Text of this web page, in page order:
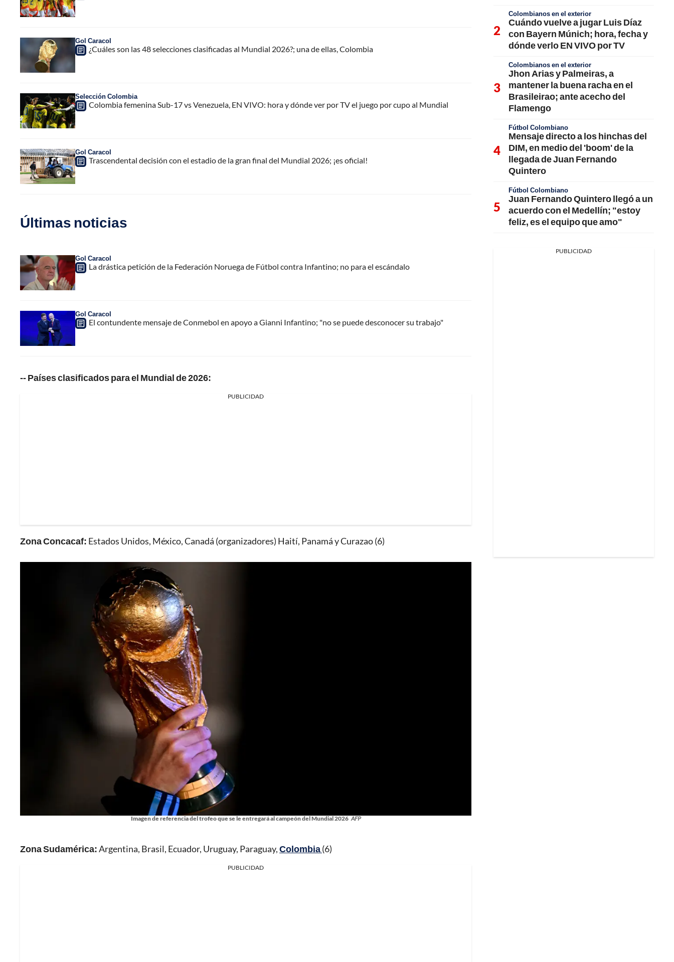
Gol Caracol
¿Cuáles son las 48 selecciones clasificadas al Mundial 2026?; una de ellas, Colombia
Selección Colombia
Colombia femenina Sub-17 vs Venezuela, EN VIVO: hora y dónde ver por TV el juego por cupo al Mundial
Gol Caracol
Trascendental decisión con el estadio de la gran final del Mundial 2026; ¡es oficial!
Últimas noticias
Gol Caracol
La drástica petición de la Federación Noruega de Fútbol contra Infantino; no para el escándalo
Gol Caracol
El contundente mensaje de Conmebol en apoyo a Gianni Infantino; "no se puede desconocer su trabajo"
-- Países clasificados para el Mundial de 2026:
PUBLICIDAD
Zona Concacaf: Estados Unidos, México, Canadá (organizadores) Haití, Panamá y Curazao (6)
Imagen de referencia del trofeo que se le entregará al campeón del Mundial 2026 AFP
Zona Sudamérica:Argentina, Brasil, Ecuador, Uruguay, Paraguay,Colombia(6)
PUBLICIDAD
Colombianos en el exterior
Cuándo vuelve a jugar Luis Díaz
con Bayern Múnich; hora, fecha y
dónde verlo EN VIVO por TV
Colombianos en el exterior
Jhon Arias y Palmeiras, a
mantener la buena racha en el
Brasileirao; ante acecho del
Flamengo
Fútbol Colombiano
Mensaje directo a los hinchas del
DIM, en medio del 'boom' de la
llegada de Juan Fernando
Quintero
Fútbol Colombiano
Juan Fernando Quintero llegó a un
acuerdo con el Medellín; "estoy
feliz, es el equipo que amo"
PUBLICIDAD